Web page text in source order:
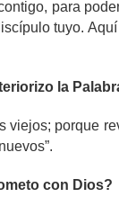
para
tuyo.
la
viejos; porque
con Dios?